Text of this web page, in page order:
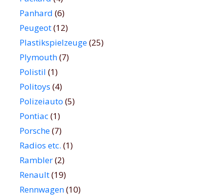
Panhard (6)
Peugeot(12)
Plastikspielzeuge(25)
Plymouth(7)
Polistil (1)
Politoys (4)
Polizeiauto (5)
Pontiac(1)
Porsche(7)
Radios etc. (1)
Rambler(2)
Renault(19)
Rennwagen(10)